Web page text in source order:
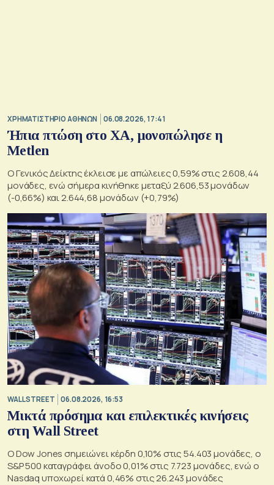
XΡΗΜΑΤΙΣΤΗΡΙΟ ΑΘΗΝΩΝ 06.08.2026, 17:41
Ήπια πτώση στο ΧΑ, μονοπώλησε η
Metlen
O Γενικός Δείκτης έκλεισε με απώλειες 0,59% στις 2.608,44
μονάδες, ενώ σήμερα κινήθηκε μεταξύ 2.606,53 μονάδων
(-0,66%) και 2.644,68 μονάδων (+0,79%)
WALL STREET 06.08.2026, 16:53
Μικτά πρόσημα και επιλεκτικές κινήσεις
στη Wall Street
Ο Dow Jones σημειώνει κέρδη 0,10% στις 54.403 μονάδες, ο
S&P 500 καταγράφει άνοδο 0,01% στις 7.723 μονάδες, ενώ ο
Nasdaq υποχωρεί κατά 0,46% στις 26.243 μονάδες